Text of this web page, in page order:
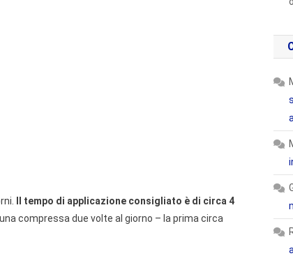
Il tempo di applicazione consigliato è di circa 4
compressa due volte al giorno – la prima circa